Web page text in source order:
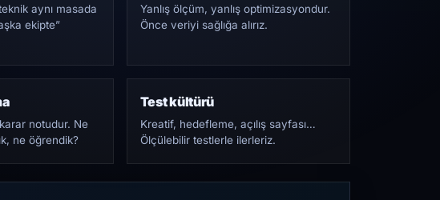
aynı masada
ekipte”
Yanlış ölçüm, yanlış optimizasyondur.
Önce veriyi sağlığa alırız.
notudur. Ne
ne öğrendik?
Test kültürü
Kreatif, hedefleme, açılış sayfası…
Ölçülebilir testlerle ilerleriz.